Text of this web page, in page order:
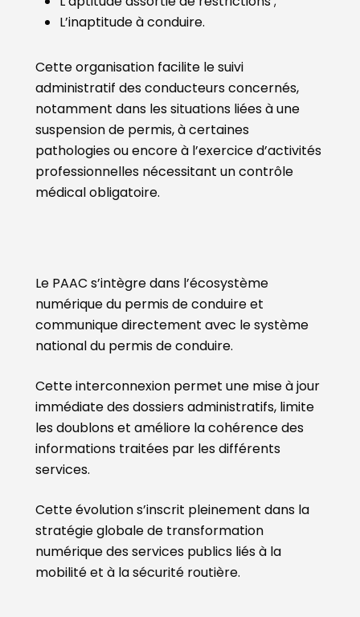
L’inaptitude à conduire.
Cette organisation facilite le suivi
administratif des conducteurs concernés,
notamment dans les situations liées à une
suspension de permis, à certaines
pathologies ou encore à l’exercice d’activités
professionnelles nécessitant un contrôle
médical obligatoire.
Le PAAC s’intègre dans l’écosystème
numérique du permis de conduire et
communique directement avec le système
national du permis de conduire.
Cette interconnexion permet une mise à jour
immédiate des dossiers administratifs, limite
les doublons et améliore la cohérence des
informations traitées par les différents
services.
Cette évolution s’inscrit pleinement dans la
stratégie globale de transformation
numérique des services publics liés à la
mobilité et à la sécurité routière.